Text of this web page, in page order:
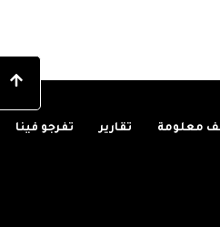
معلومة تقارير تفرجو فينا